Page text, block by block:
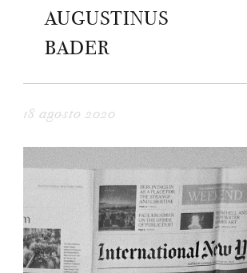
AUGUSTINUS
BADER
18 agosto 2020